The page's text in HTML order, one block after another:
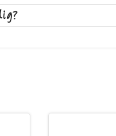
als je hond tijdens het